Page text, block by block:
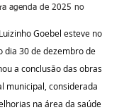
agenda de 2025 no
Goebel esteve no
dia 30 de dezembro de
a conclusão das obras
municipal, considerada
na área da saúde